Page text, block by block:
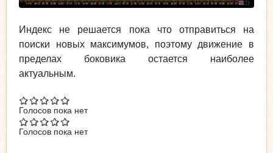
Индекс не решается пока что отправиться на
поиски новых максимумов, поэтому движение в
пределах боковика остается наиболее
актуальным.
Голосов пока нет
Голосов пока нет